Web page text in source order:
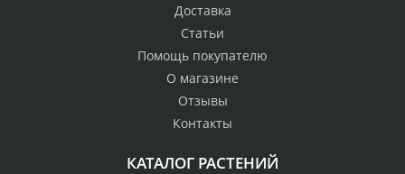
Доставка
Статьи
Помощь покупателю
О магазине
Отзывы
Контакты
КАТАЛОГ РАСТЕНИЙ